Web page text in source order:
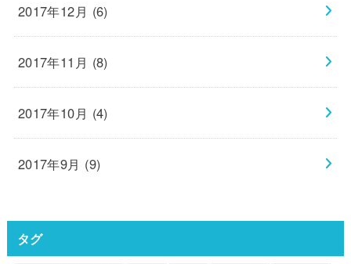
2017年12月 (6)
2017年11月 (8)
2017年10月 (4)
2017年9月 (9)
タグ